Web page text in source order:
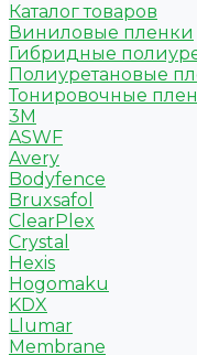
Каталог товаров
Виниловые пленки
Гибридные
Полиуретановые
Тонировочные
3M
ASWF
Avery
Bodyfence
Bruxsafol
ClearPlex
Crystal
Hexis
Hogomaku
KDX
Llumar
Membrane